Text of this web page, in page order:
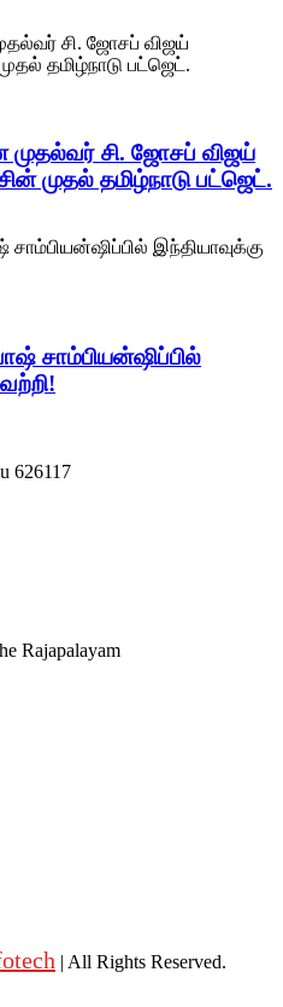
சி. ஜோசப் விஜய்
முதல் தமிழ்நாடு பட்ஜெட்.
சாம்பியன்ஷிப்பில்
626117
Rajapalayam
| All Rights Reserved.